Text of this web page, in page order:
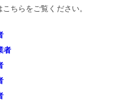
こちらをご覧ください。
者